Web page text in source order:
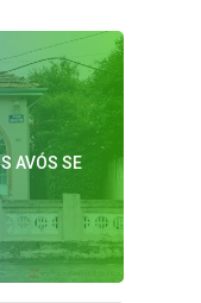
AVÓS SE